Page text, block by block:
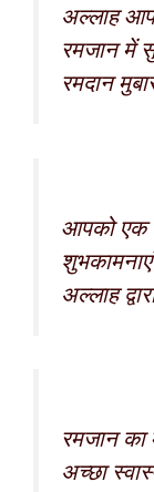
अल्लाह
रमजान में
रमदान
आपको एक
अल्लाह
रमजान
अच्छा